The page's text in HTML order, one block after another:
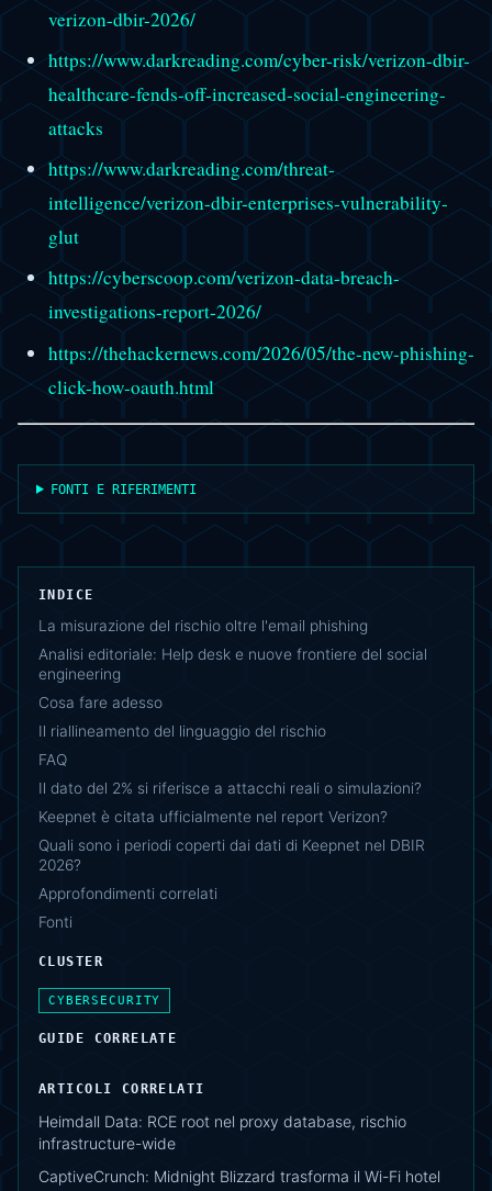
verizon-dbir-2026/
https://www.darkreading.com/cyber-risk/verizon-dbir-
healthcare-fends-off-increased-social-engineering-
attacks
https://www.darkreading.com/threat-
intelligence/verizon-dbir-enterprises-vulnerability-
glut
https://cyberscoop.com/verizon-data-breach-
investigations-report-2026/
https://thehackernews.com/2026/05/the-new-phishing-
click-how-oauth.html
FONTI E RIFERIMENTI
INDICE
La misurazione del rischio oltre l'email phishing
Analisi editoriale: Help desk e nuove frontiere del social
engineering
Cosa fare adesso
Il riallineamento del linguaggio del rischio
FAQ
Il dato del 2% si riferisce a attacchi reali o simulazioni?
Keepnet è citata ufficialmente nel report Verizon?
Quali sono i periodi coperti dai dati di Keepnet nel DBIR
2026?
Approfondimenti correlati
Fonti
CLUSTER
CYBERSECURITY
GUIDE CORRELATE
ARTICOLI CORRELATI
Heimdall Data: RCE root nel proxy database, rischio
infrastructure-wide
CaptiveCrunch: Midnight Blizzard trasforma il Wi-Fi hotel